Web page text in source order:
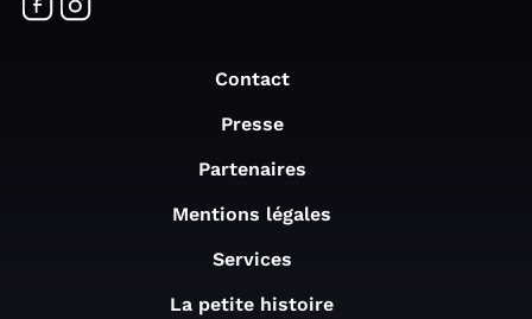
Contact
Presse
Partenaires
Mentions légales
Services
La petite histoire